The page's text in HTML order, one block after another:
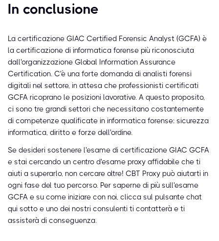
In conclusione
La certificazione GIAC Certified Forensic Analyst (GCFA) è
la certificazione di informatica forense più riconosciuta
dall'organizzazione Global Information Assurance
Certification. C'è una forte domanda di analisti forensi
digitali nel settore, in attesa che professionisti certificati
GCFA ricoprano le posizioni lavorative. A questo proposito,
ci sono tre grandi settori che necessitano costantemente
di competenze qualificate in informatica forense: sicurezza
informatica, diritto e forze dell'ordine.
Se desideri sostenere l'esame di certificazione GIAC GCFA
e stai cercando un centro d'esame proxy affidabile che ti
aiuti a superarlo, non cercare oltre! CBT Proxy può aiutarti in
ogni fase del tuo percorso. Per saperne di più sull'esame
GCFA e su come iniziare con noi, clicca sul pulsante chat
qui sotto e uno dei nostri consulenti ti contatterà e ti
assisterà di conseguenza.